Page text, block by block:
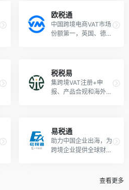
欧税通
中国跨境电商VAT市场
份额第一，英国、德
税税易
集跨境VAT注册+申
报、产品合规和海外知
易税通
助力中国企业出海，为
跨境企业提供全球财税
查看更多